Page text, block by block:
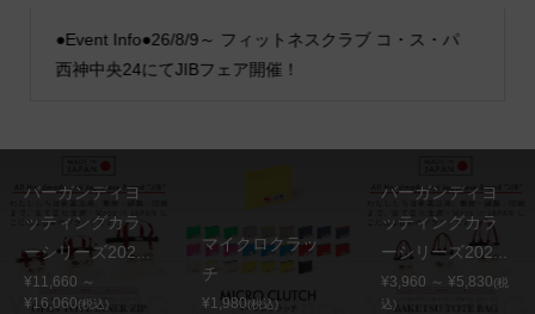
●Event Info●26/8/9～ フィットネスクラブ コ・ス・パ
西神中央24にてJIBフェア開催！
バーガンディヨ
ッティングカラ
ーシリーズ202...
¥11,660 ～
¥16,060(税込)
マイクロクラッ
チ
¥1,980(税込)
バーガンディヨ
ッティングカラ
ーシリーズ202...
¥3,960 ～ ¥5,830(税
込)